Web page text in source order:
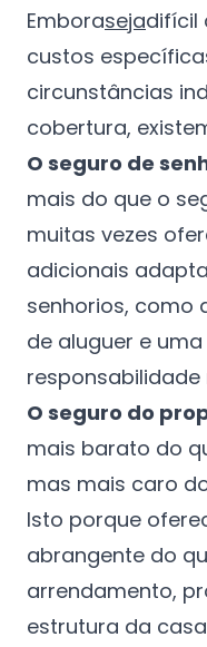
Emborasejadifícil
custos
circunstâncias
cobertura,
O seguro de
mais do que o
muitas vezes
adicionais
senhorios, como
de aluguer e
responsabilidade
O seguro do
mais barato do
mas mais caro
Isto porque
abrangente do
arrendamento,
estrutura da